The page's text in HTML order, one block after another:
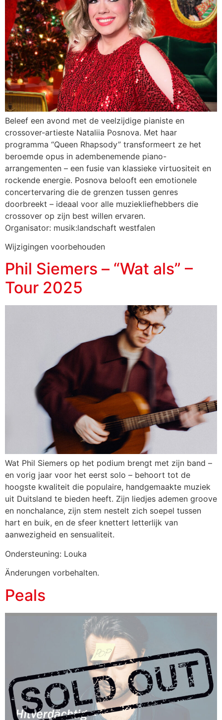
Beleef een avond met de veelzijdige pianiste en
crossover-artieste Nataliia Posnova. Met haar
programma “Queen Rhapsody” transformeert ze het
beroemde opus in adembenemende piano-
arrangementen – een fusie van klassieke virtuositeit en
rockende energie. Posnova belooft een emotionele
concertervaring die de grenzen tussen genres
doorbreekt – ideaal voor alle muziekliefhebbers die
crossover op zijn best willen ervaren.
Organisator: musik:landschaft westfalen
Wijzigingen voorbehouden
Phil Siemers – “Wat als” –
Tour 2025
Wat Phil Siemers op het podium brengt met zijn band –
en vorig jaar voor het eerst solo – behoort tot de
hoogste kwaliteit die populaire, handgemaakte muziek
uit Duitsland te bieden heeft. Zijn liedjes ademen groove
en nonchalance, zijn stem nestelt zich soepel tussen
hart en buik, en de sfeer knettert letterlijk van
aanwezigheid en sensualiteit.
Ondersteuning: Louka
Änderungen vorbehalten.
Peals